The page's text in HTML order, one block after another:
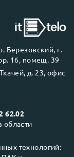
Березовский, г.
16, помещ. 39
д. 23, офис
62.02
области
технологий: